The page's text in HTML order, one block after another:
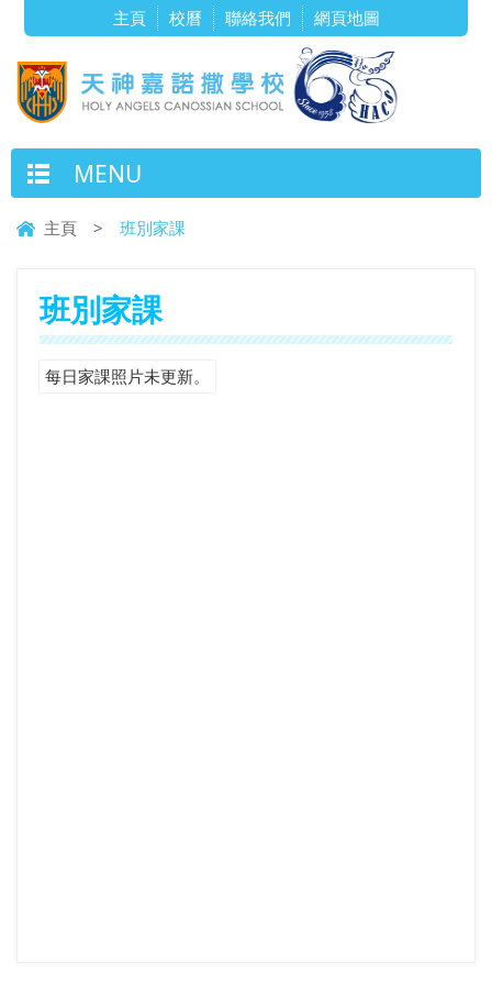
主頁 校曆 聯絡我們 網頁地圖
MENU
主頁 > 班別家課
班別家課
每日家課照片未更新。